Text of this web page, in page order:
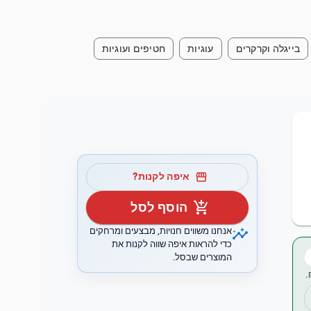
בייגלה וקרקרים עוגיות חטיפים ועוגיות
storefront איפה לקנות?
add_shopping_cart הוסף לסל
insightsאנחנו משווים חנויות, מבצעים ומרחקים
כדי להראות איפה שווה לקנות את
המוצרים שבסל.